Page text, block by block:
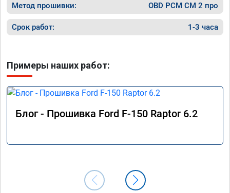
Метод прошивки: OBD PCM СМ 2 про
Срок работ: 1-3 часа
Примеры наших работ:
Блог - Прошивка Ford F-150 Raptor 6.2